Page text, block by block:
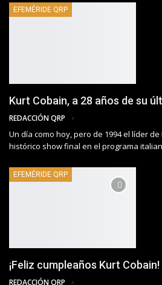
EFEMÉRIDE QRP
Kurt Cobain, a 28 años de su
REDACCIÓN QRP
Un día como hoy, pero de 1994 el líder
histórico show final en el programa
EFEMÉRIDE QRP
¡Feliz cumpleaños Kurt Cobain!
REDACCIÓN QRP